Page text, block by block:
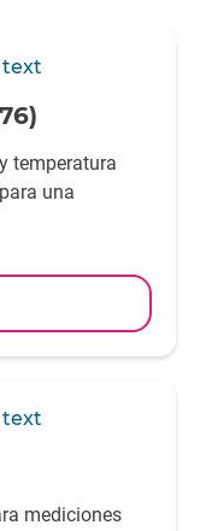
temperatura
una
mediciones